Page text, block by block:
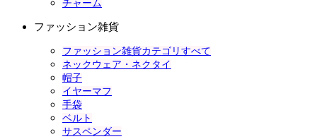
チャーム
ファッション雑貨
ファッション雑貨カテゴリすべて
ネックウェア・ネクタイ
帽子
イヤーマフ
手袋
ベルト
サスペンダー